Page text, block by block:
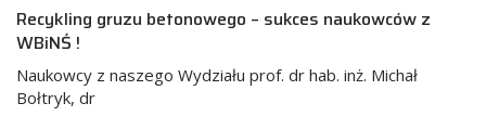
Recykling gruzu betonowego – sukces naukowców z
WBiNŚ !
Naukowcy z naszego Wydziału prof. dr hab. inż. Michał
Bołtryk, dr